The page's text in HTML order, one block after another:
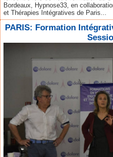
Bordeaux, Hypnose33, en
et Thérapies Intégratives de Paris...
PARIS: Formation